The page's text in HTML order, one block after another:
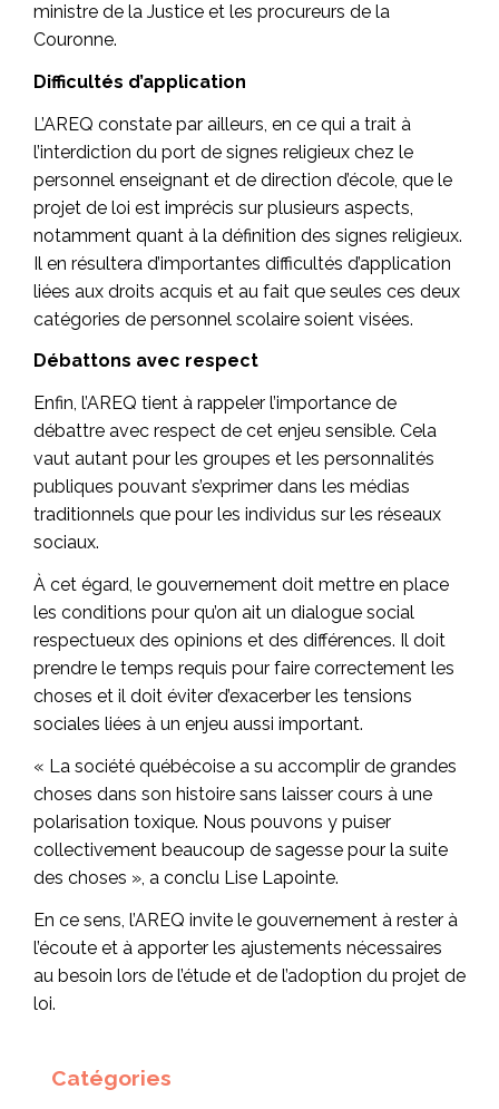
ministre de la Justice et les procureurs de la
Couronne.
Difficultés d’application
L’AREQ constate par ailleurs, en ce qui a trait à
l’interdiction du port de signes religieux chez le
personnel enseignant et de direction d’école, que le
projet de loi est imprécis sur plusieurs aspects,
notamment quant à la définition des signes religieux.
Il en résultera d’importantes difficultés d’application
liées aux droits acquis et au fait que seules ces deux
catégories de personnel scolaire soient visées.
Débattons avec respect
Enfin, l’AREQ tient à rappeler l’importance de
débattre avec respect de cet enjeu sensible. Cela
vaut autant pour les groupes et les personnalités
publiques pouvant s’exprimer dans les médias
traditionnels que pour les individus sur les réseaux
sociaux.
À cet égard, le gouvernement doit mettre en place
les conditions pour qu’on ait un dialogue social
respectueux des opinions et des différences. Il doit
prendre le temps requis pour faire correctement les
choses et il doit éviter d’exacerber les tensions
sociales liées à un enjeu aussi important.
« La société québécoise a su accomplir de grandes
choses dans son histoire sans laisser cours à une
polarisation toxique. Nous pouvons y puiser
collectivement beaucoup de sagesse pour la suite
des choses », a conclu Lise Lapointe.
En ce sens, l’AREQ invite le gouvernement à rester à
l’écoute et à apporter les ajustements nécessaires
au besoin lors de l’étude et de l’adoption du projet de
loi.
Catégories